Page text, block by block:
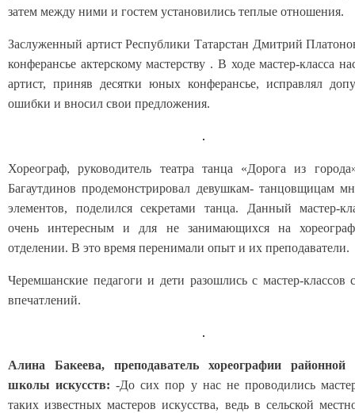
затем между ними и гостем установились теплые отношения.
Заслуженный артист Республики Татарстан Дмитрий
конферансье актерскому мастерству . В ходе мастер-класса
артист, приняв десятки юных конферансье, исправлял
ошибки и вносил свои предложения.
Хореограф, руководитель театра танца «Дорога из
Багаутдинов продемонстрировал девушкам- танцовщицам
элементов, поделился секретами танца. Данный мастер-
очень интересным и для не занимающихся на
отделении. В это время перенимали опыт и их преподаватели.
Черемшанские педагоги и дети разошлись с мастер-классов
впечатлений.
Алина Бакеева, преподаватель хореографии районной
школы искусств: -До сих пор у нас не проводились
таких известных мастеров искусства, ведь в сельской